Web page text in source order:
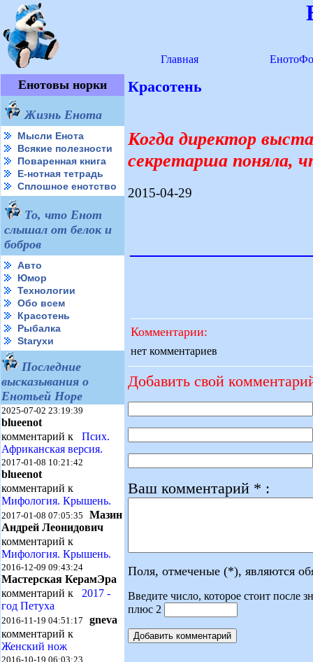
Главная
Енотовы норки
Жизнь Енота
Мысли Енота
Всякие полезности
Поваренная книга
Е-нотная тетрадь
Сплошное енотство
То, что Енот
слышал от белок и
бобров
Авто
Юмор
Технологии
Обо всем
Красотень
Рыбалка
Starухи
Последние
высказывания о
Енотьей Норе
2025-07-02 23:19:39
blueenot
комментарий к Псих.
Африканская версия.
2017-01-08 10:21:42
blueenot
комментарий к
Мифология. Крышень.
2017-01-08 07:05:35 Мазин
Андрей Леонидович
комментарий к
Мифология. Крышень.
2016-12-09 09:43:24
Мастерская КерамЭра
комментарий к 2017 -
год Петуха
2016-11-19 04:51:17 gneva
комментарий к
Женский нож
2016-10-19 06:03:23
Красотень
Когда директор
секретарша поняла,
2015-04-29
Комментарии:
нет комментариев
Добавить свой
Ваш комментарий * :
Поля, отмеченые (*), являются
Введите число, которое стоит после
плюс 2